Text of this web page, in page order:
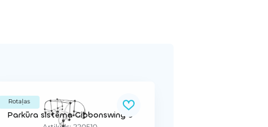
Rotaļas
Parkūra sistēma Gibbonswing S